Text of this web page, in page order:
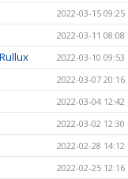
2022-03-15 09:25
2022-03-11 08:08
2022-03-10 09:53
2022-03-07 20:16
2022-03-04 12:42
2022-03-02 12:30
2022-02-28 14:12
2022-02-25 12:16